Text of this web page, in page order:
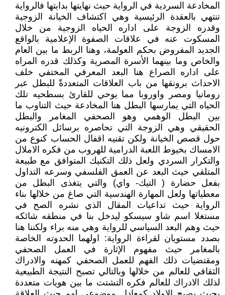
المخادعة السردية في الرواية حيث نهايتها بدايتها فالرواية
تنتهي بالعقدة الرئيسية وهي اكتشاف الخيانة الزوجية
وقدره الزوجة على اداره الحياه الزوجية من خلال
المسكوت عنه في علاقات الصفوة الإعلامية بالواقع
الجديد المفروض بحكم العولمة، وهنا الربط ما بين العام
والخاص وما بينهما الأسرة المصرية وكذلك قدره المراه
على اداره الصراع هنا البعد المعرفي المختفي خلف
الاحداث برونقها من باب العلاقات المتعددةّ للبطل عبر
رومانيا ومصر واوروبا مما يوحي للقارئ بسطحيه تلك
الحياه التي يمارسها البطل هنا المخادعة حيث التناوب ما
بين البطل الوهمي وهو الصحفي المغامر والبطل
الحقيقي وهي الزوجة التي تحاصره برسائل الكترونيه
حول قصص الخيانة ولكن تقنيه اقفال الحساب كنوع من
الامساك بخيوط اللعبة الدرامية للهروب من فكره الاملال
والتكرار السردي ولعل ذلك التكنيك المتوافق مع طبيعة
المتلقي حيث البعد عن العمق الفلسفي وسرعه التداول
بفعل حضارة ( التيك- واي) والتي يتغذى البطل من
معطياتها ولعل المهارة الهندسية التي صاغ من خلالها بناء
الرواية حيث تداعيات المقال الذي نشره الصح في
مستغلا اسم شاو سيسكو ليدخل بنا في منطقه شائكه
حيث وهم البعد السياسي للرواية وهي منه براء ولكننا هنا
بصدد مستويان لقراءة الرواية: اولهما الحدوته الخاصة
بالمغامر حيث مفهوم الإثارة في العمل الصحفي
ومقتضيات ذلك الفهم للعمل الصحفي كمهنه والادراك
الثقافي للعالم من خلالها وبالتالي تصبح النتيجة الطبيعية
لذلك الادراك للعالم فكره التشتت ما بين هويات متعددة